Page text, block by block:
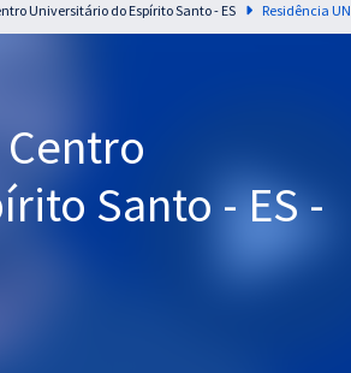
Universitário do Espírito Santo - ES
Centro
Santo - ES -